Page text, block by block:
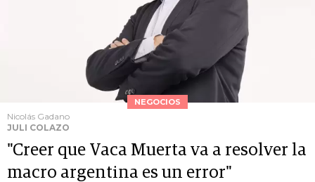
NEGOCIOS
Nicolás Gadano
JULI COLAZO
"Creer que Vaca Muerta va a resolver la
macro argentina es un error"